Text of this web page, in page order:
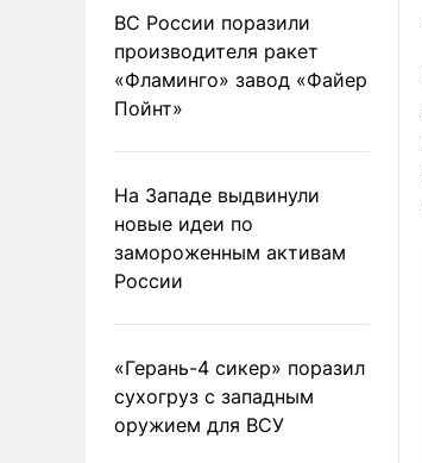
ВС России поразили
производителя ракет
«Фламинго» завод «Файер
Пойнт»
На Западе выдвинули
новые идеи по
замороженным активам
России
«Герань-4 сикер» поразил
сухогруз с западным
оружием для ВСУ